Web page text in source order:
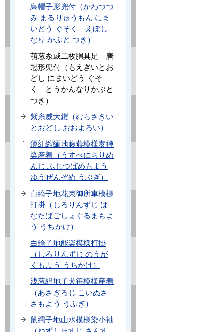
烏帽子形兜付（かわつつ
み まるりゅうもん にま
いどう ぐそく えぼし
なり かぶと つき）
萌葱糸威二枚胴具足 唐
冠形兜付（もえぎいとお
どし にまいどう ぐそ
く とうかんなりかぶと
つき）
紫糸威大鎧（むらさきい
とおどし おおよろい）
薄紅縮緬地藤燕模様友禅
染産着（うすべにちりめ
んじ ふじつばめもよう
ゆうぜんぞめ うぶぎ）
白綸子地花束御所車模様
打掛（しろりんずじ は
なたばごしょぐるまもよ
う うちかけ）
白綸子地能楽模様打掛
（しろりんずじ のうが
くもよう うちかけ）
浅葱絽地子犬笹模様産着
（あさぎろじ こいぬさ
さもよう うぶぎ）
鼠繻子地山水模様染小袖